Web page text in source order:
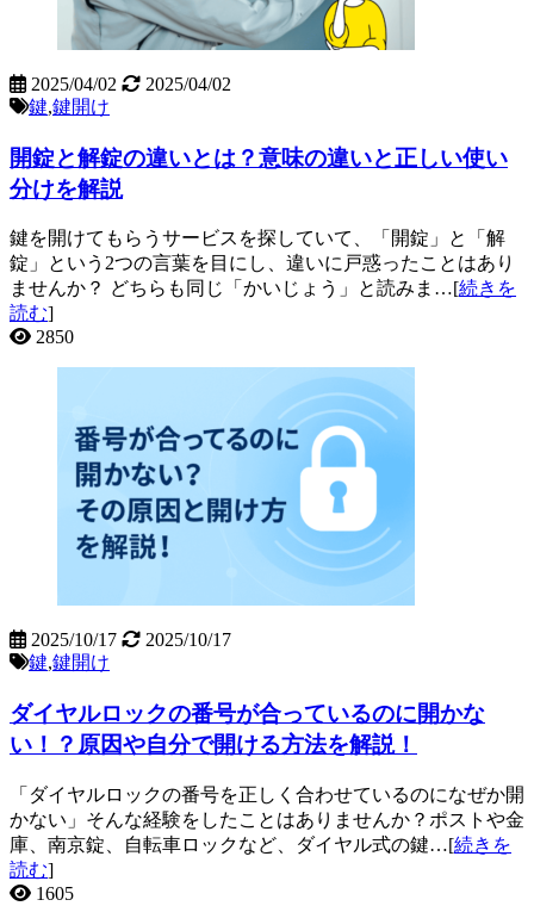
2025/04/02
2025/04/02
鍵,鍵開け
開錠と解錠の違いとは？意味の違いと正しい使い
分けを解説
鍵を開けてもらうサービスを探していて、「開錠」と「解
錠」という2つの言葉を目にし、違いに戸惑ったことはあり
ませんか？ どちらも同じ「かいじょう」と読みま…[続きを
読む]
2850
2025/10/17
2025/10/17
鍵,鍵開け
ダイヤルロックの番号が合っているのに開かな
い！？原因や自分で開ける方法を解説！
「ダイヤルロックの番号を正しく合わせているのになぜか開
かない」そんな経験をしたことはありませんか？ポストや金
庫、南京錠、自転車ロックなど、ダイヤル式の鍵…[続きを
読む]
1605